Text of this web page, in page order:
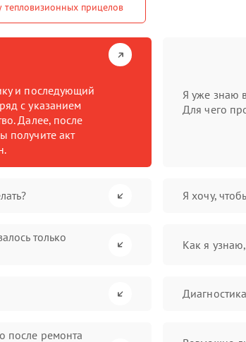
прицелов
и последующий
с указанием
Далее, после
получите акт
Я уже знаю
Для чего
Я хочу,
только
Как я
после ремонта